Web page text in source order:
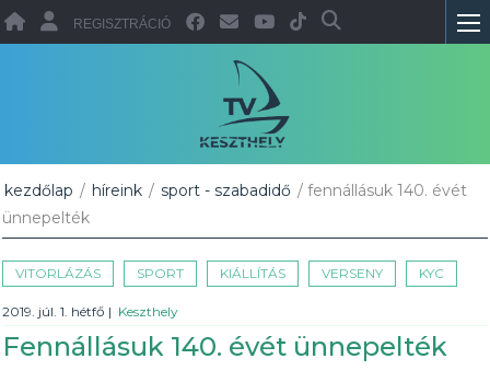
REGISZTRÁCIÓ
kezdőlap / híreink / sport - szabadidő / fennállásuk 140. évét
ünnepelték
VITORLÁZÁS SPORT KIÁLLÍTÁS VERSENY KYC
2019. júl. 1. hétfő | Keszthely
Fennállásuk 140. évét ünnepelték